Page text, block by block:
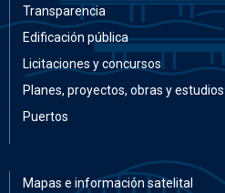
Transparencia
Edificación pública
Licitaciones y concursos
Planes, proyectos, obras y estudios
Puertos
Mapas e información satelital